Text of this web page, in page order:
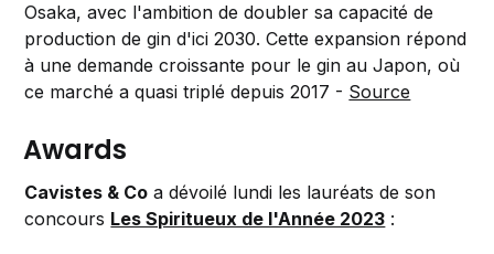
Osaka, avec l'ambition de doubler sa capacité de
production de gin d'ici 2030. Cette expansion répond
à une demande croissante pour le gin au Japon, où
ce marché a quasi triplé depuis 2017 - Source
Awards
Cavistes & Co a dévoilé lundi les lauréats de son
concours Les Spiritueux de l'Année 2023 :